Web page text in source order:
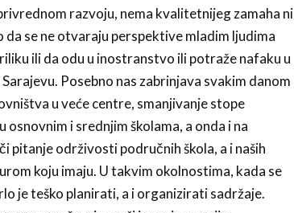
razvoju, nema kvalitetnijeg zamaha ni
se ne otvaraju perspektive mladim ljudima
ili da odu u inostranstvo ili potraže nafaku u
Posebno nas zabrinjava svakim danom
u veće centre, smanjivanje stope
i srednjim školama, a onda i na
pitanje održivosti područnih škola, a i naših
koju imaju. U takvim okolnostima, kada se
je teško planirati, a i organizirati sadržaje.